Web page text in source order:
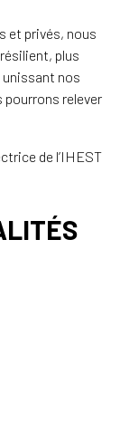
et privés, nous
plus
unissant nos
pourrons relever
de l’IHEST